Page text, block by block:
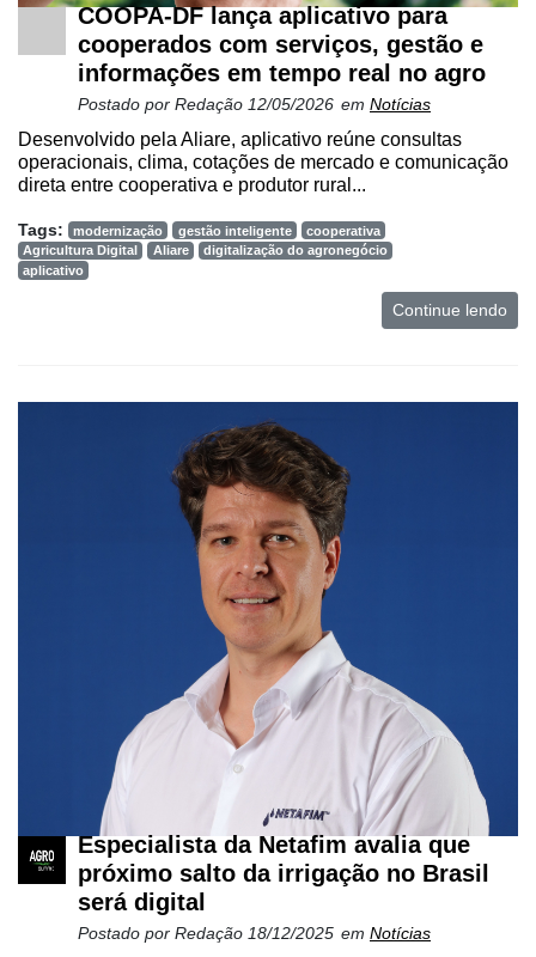
COOPA-DF lança aplicativo para
cooperados com serviços, gestão e
informações em tempo real no agro
Postado por Redação 12/05/2026 em Notícias
Desenvolvido pela Aliare, aplicativo reúne consultas
operacionais, clima, cotações de mercado e comunicação
direta entre cooperativa e produtor rural...
Tags: modernização gestão inteligente
cooperativa
Agricultura Digital
Aliare
digitalização do agronegócio
aplicativo
Continue lendo
Especialista da Netafim avalia que
próximo salto da irrigação no Brasil
será digital
Postado por Redação 18/12/2025 em Notícias